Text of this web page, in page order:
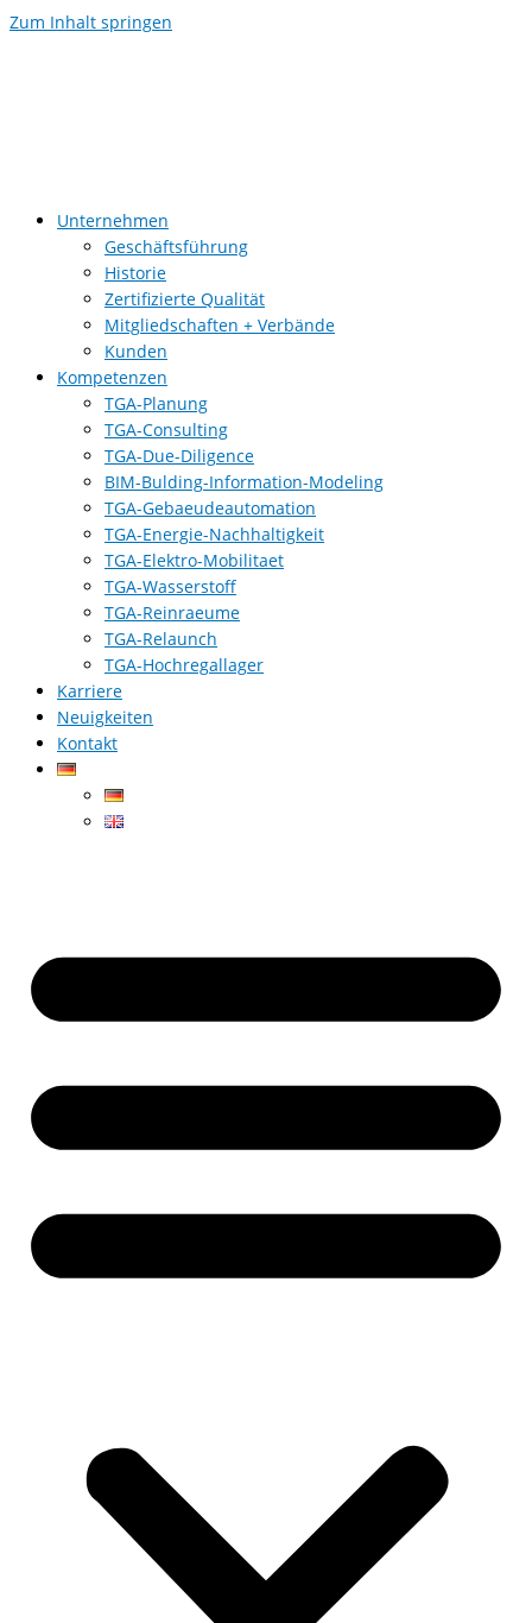
Zum Inhalt springen
Unternehmen
Geschäftsführung
Historie
Zertifizierte Qualität
Mitgliedschaften + Verbände
Kunden
Kompetenzen
TGA-Planung
TGA-Consulting
TGA-Due-Diligence
BIM-Bulding-Information-Modeling
TGA-Gebaeudeautomation
TGA-Energie-Nachhaltigkeit
TGA-Elektro-Mobilitaet
TGA-Wasserstoff
TGA-Reinraeume
TGA-Relaunch
TGA-Hochregallager
Karriere
Neuigkeiten
Kontakt